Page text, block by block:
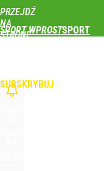
PRZEJDŹ
NA
STRONĘ
SPORT WPROST
SUBSKRYBUJ